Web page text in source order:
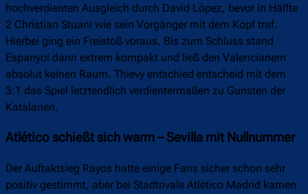
hochverdienten Ausgleich durch David López, bevor in Hälfte
2 Christian Stuani wie sein Vorgänger mit dem Kopf traf.
Hierbei ging ein Freistoß voraus. Bis zum Schluss stand
Espanyol dann extrem kompakt und ließ den Valencianern
absolut keinen Raum. Thievy entschied entscheid mit dem
3:1 das Spiel letztendlich verdientermaßen zu Gunsten der
Katalanen.
Atlético schießt sich warm – Sevilla mit Nullnummer
Der Auftaktsieg Rayos hatte einige Fans sicher schon sehr
positiv gestimmt, aber bei Stadtrivale Atlético Madrid kamen